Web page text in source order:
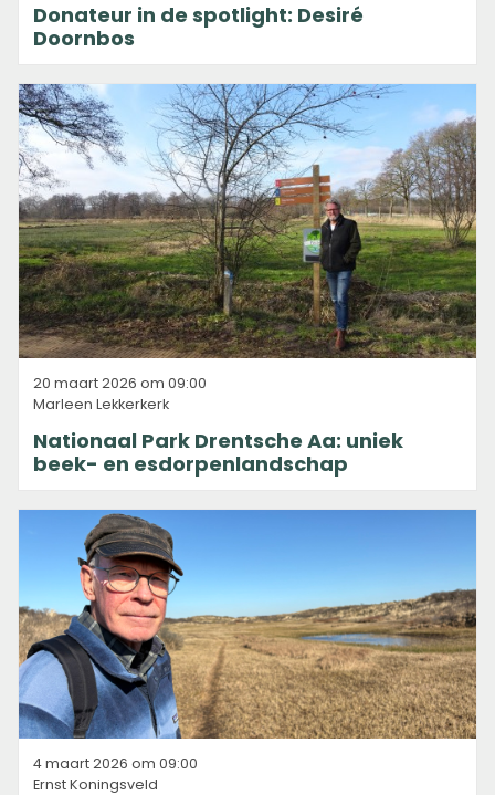
Donateur in de spotlight: Desiré
Doornbos
20 maart 2026 om 09:00
Marleen Lekkerkerk
Nationaal Park Drentsche Aa: uniek
beek- en esdorpenlandschap
4 maart 2026 om 09:00
Ernst Koningsveld